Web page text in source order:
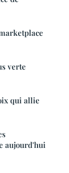
verte
qui allie
aujourd'hui